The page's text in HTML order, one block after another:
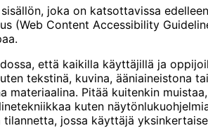
joka on katsottavissa
(Web Content Accessibility
että kaikilla käyttäjillä ja
tekstinä, kuvina, ääniaineistona
Pitää kuitenkin
kuten
jossa käyttäjä